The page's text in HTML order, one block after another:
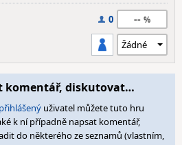
0 --
komentář, diskutovat…
přihlášený uživatel můžete tuto hru
k ní případně napsat komentář,
do některého ze seznamů (vlastním,